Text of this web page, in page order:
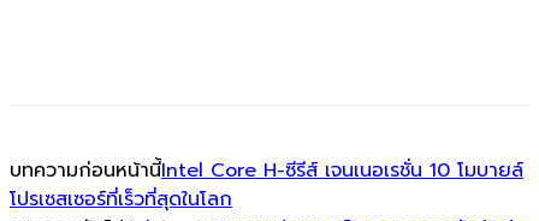
บทความก่อนหน้านี้Intel Core H-ซีรีส์ เจนเนอเรชั่น 10 โมบายล์
โปรเซสเซอร์ที่เร็วที่สุดในโลก